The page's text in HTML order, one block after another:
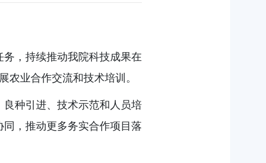
，持续推动我院科技成果在
农业合作交流和技术培训。
种引进、技术示范和人员培
，推动更多务实合作项目落